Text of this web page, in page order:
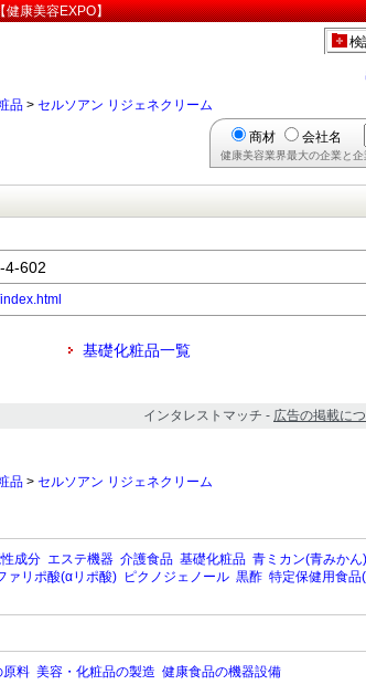
健康美容EXPO】
検
品 > セルソアン リジェネクリーム
商材 会社名
健康美容業界最大の企業と
4-602
基礎化粧品一覧
インタレストマッチ - 広告の掲載に
品 > セルソアン リジェネクリーム
成分 エステ機器 介護食品 基礎化粧品 青ミカン(青みかん)
ァリポ酸(αリポ酸) ピクノジェノール 黒酢 特定保健用食品
原料 美容・化粧品の製造 健康食品の機器設備